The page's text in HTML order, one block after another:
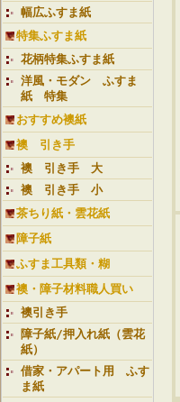
幅広ふすま紙
特集ふすま紙
花柄特集ふすま紙
洋風・モダン ふすま
紙 特集
おすすめ襖紙
襖 引き手
襖 引き手 大
襖 引き手 小
茶ちり紙・雲花紙
障子紙
ふすま工具類・糊
襖・障子材料職人買い
襖引き手
障子紙/押入れ紙（雲花
紙）
借家・アパート用 ふす
ま紙